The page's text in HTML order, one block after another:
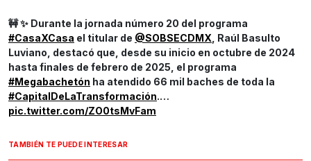
🚧 ✨ Durante la jornada número 20 del programa
#CasaXCasa el titular de @SOBSECDMX , Raúl Basulto
Luviano, destacó que, desde su inicio en octubre de 2024
hasta finales de febrero de 2025, el programa
#Megabachetón ha atendido 66 mil baches de toda la
#CapitalDeLaTransformación.…
pic.twitter.com/ZO0tsMvFam
TAMBIÉN TE PUEDE INTERESAR